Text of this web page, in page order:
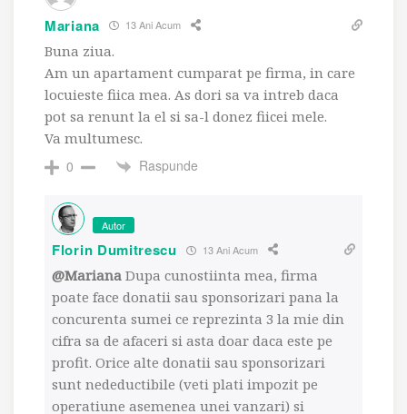
Mariana 13 Ani Acum
Buna ziua.
Am un apartament cumparat pe firma, in care
locuieste fiica mea. As dori sa va intreb daca
pot sa renunt la el si sa-l donez fiicei mele.
Va multumesc.
0
Raspunde
Autor
Florin Dumitrescu 13 Ani Acum
@Mariana Dupa cunostiinta mea, firma
poate face donatii sau sponsorizari pana la
concurenta sumei ce reprezinta 3 la mie din
cifra sa de afaceri si asta doar daca este pe
profit. Orice alte donatii sau sponsorizari
sunt nedeductibile (veti plati impozit pe
operatiune asemenea unei vanzari) si